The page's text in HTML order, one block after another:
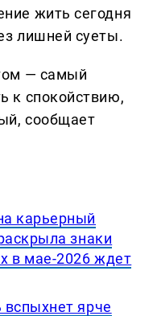
жить сегодня
лишней суеты.
— самый
к спокойствию,
сообщает
карьерный
знаки
в мае-2026 ждет
ярче